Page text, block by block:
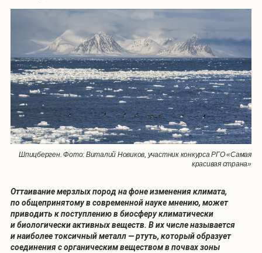
Шпицберген. Фото: Виталий Новиков, участник конкурса РГО «Самая
красивая страна»
Оттаивание мерзлых пород на фоне изменения климата,
по общепринятому в современной науке мнению, может
приводить к поступлению в биосферу климатически
и биологически активных веществ. В их числе называется
и наиболее токсичный металл — ртуть, который образует
соединения с органическим веществом в почвах зоны